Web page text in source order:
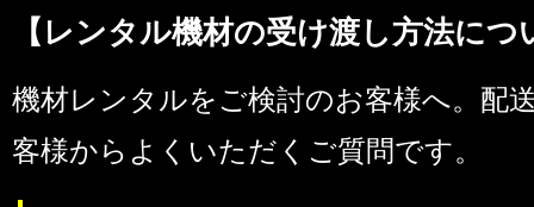
【レンタル機材の受け渡し方法につ
機材レンタルをご検討のお客様へ。配
客様からよくいただくご質問です。